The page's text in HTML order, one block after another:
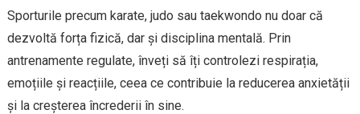
Sporturile precum karate, judo sau taekwondo nu doar că
dezvoltă forța fizică, dar și disciplina mentală. Prin
antrenamente regulate, înveți să îți controlezi respirația,
emoțiile și reacțiile, ceea ce contribuie la reducerea anxietății
și la creșterea încrederii în sine.